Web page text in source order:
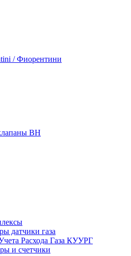
/ Фиорентини
ВН
датчики газа
Расхода Газа КУУРГ
и счетчики